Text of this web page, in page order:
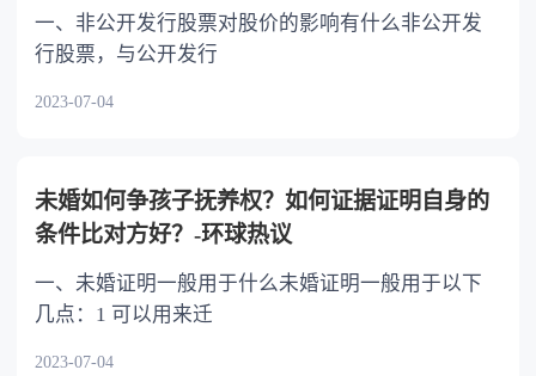
一、非公开发行股票对股价的影响有什么非公开发
行股票，与公开发行
2023-07-04
未婚如何争孩子抚养权？如何证据证明自身的
条件比对方好？-环球热议
一、未婚证明一般用于什么未婚证明一般用于以下
几点：1 可以用来迁
2023-07-04